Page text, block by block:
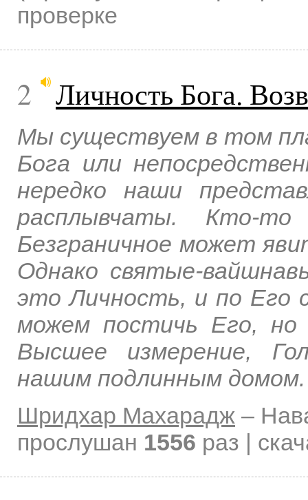
проверке
2 Личность Бога.
Мы существуем в том
Бога или
нередко наши
расплывчаты. Кто-
Безграничное может
Однако святые-
это Личность, и по Его
можем постичь Его,
Высшее измерение,
нашим подлинным домом.
Шридхар Махарадж –
прослушан 1556 раз |